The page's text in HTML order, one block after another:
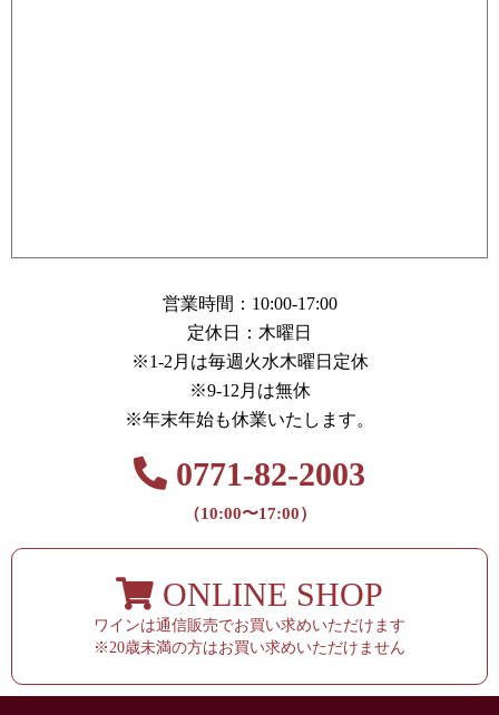
営業時間：10:00-17:00
定休日：木曜日
※1-2月は毎週火水木曜日定休
※9-12月は無休
※年末年始も休業いたします。
0771-82-2003
（10:00〜17:00）
ONLINE SHOP
ワインは通信販売でお買い求めいただけます
※20歳未満の方はお買い求めいただけません